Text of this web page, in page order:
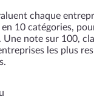
chaque
10 catégories,
note sur 100,
les plus